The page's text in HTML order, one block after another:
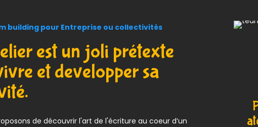
building pour Entreprise ou collectivités
est un joli prétexte
et developper sa
de découvrir l'art de l'écriture au coeur d’un